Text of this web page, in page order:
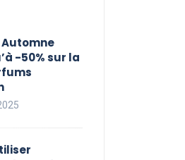
Automne
-50% sur la